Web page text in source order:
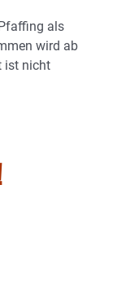
als
wird ab
ist nicht